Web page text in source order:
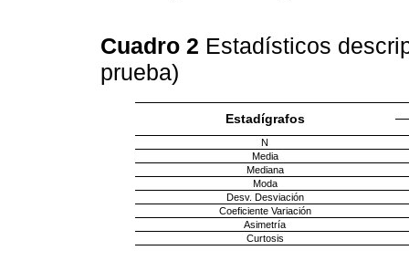
Cuadro 2 Estadísticos
prueba)
Estadígrafos
N
Media
Mediana
Moda
Desv. Desviación
Coeficiente Variación
Asimetría
Curtosis